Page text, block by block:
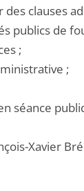
clauses
publics de
;
;
séance
Xavier